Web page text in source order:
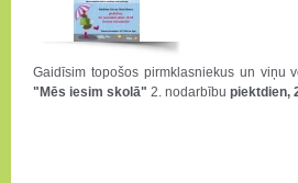
Gaidīsim topošos pirmklasniekus un viņu
"Mēs iesim skolā" 2. nodarbību piektdien,